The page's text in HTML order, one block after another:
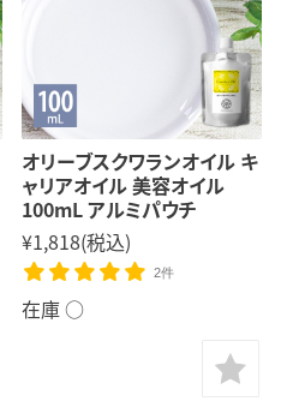
オリーブスクワランオイル キ
ャリアオイル 美容オイル
100mL アルミパウチ
¥1,818(税込)
2件
在庫 ○